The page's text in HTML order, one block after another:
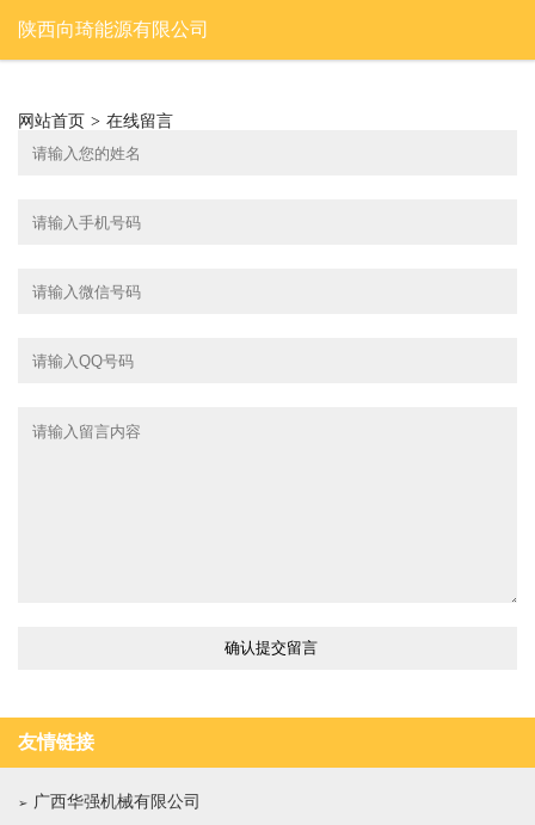
陕西向琦能源有限公司
网站首页 > 在线留言
友情链接
广西华强机械有限公司